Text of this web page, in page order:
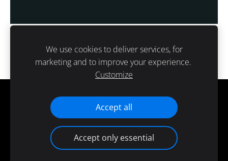
Cookies
We use cookies to deliver services, for
marketing and to improve your experience.
Customize
Accept all
Accept only essential